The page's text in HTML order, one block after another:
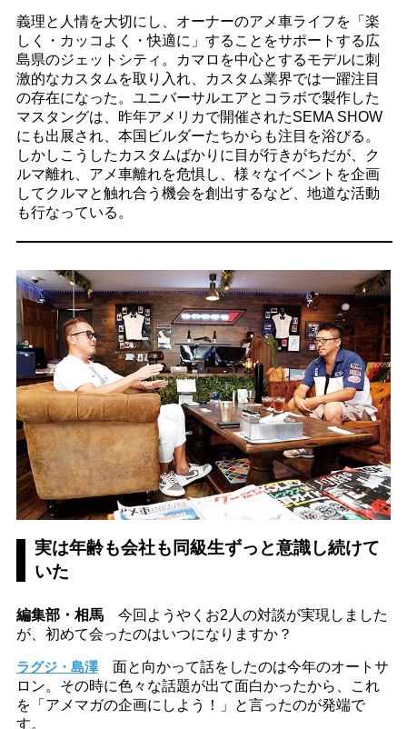
義理と人情を大切にし、オーナーのアメ車ライフを「楽
しく・カッコよく・快適に」することをサポートする広
島県のジェットシティ。カマロを中心とするモデルに刺
激的なカスタムを取り入れ、カスタム業界では一躍注目
の存在になった。ユニバーサルエアとコラボで製作した
マスタングは、昨年アメリカで開催されたSEMA SHOW
にも出展され、本国ビルダーたちからも注目を浴びる。
しかしこうしたカスタムばかりに目が行きがちだが、ク
ルマ離れ、アメ車離れを危惧し、様々なイベントを企画
してクルマと触れ合う機会を創出するなど、地道な活動
も行なっている。
実は年齢も会社も同級生ずっと意識し続けて
いた
編集部・相馬今回ようやくお2人の対談が実現しました
が、初めて会ったのはいつになりますか？
ラグジ・島澤面と向かって話をしたのは今年のオートサ
ロン。その時に色々な話題が出て面白かったから、これ
を「アメマガの企画にしよう！」と言ったのが発端で
す。